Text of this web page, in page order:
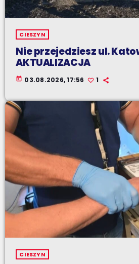
CIESZYN
Nie przejedziesz ul.
AKTUALIZACJA
today 03.08.2026, 17:56 1
CIESZYN